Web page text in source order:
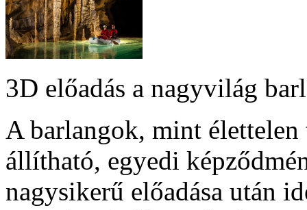
3D előadás a nagyvilág
A barlangok, mint élettelen
állítható, egyedi
nagysikerű előadása után